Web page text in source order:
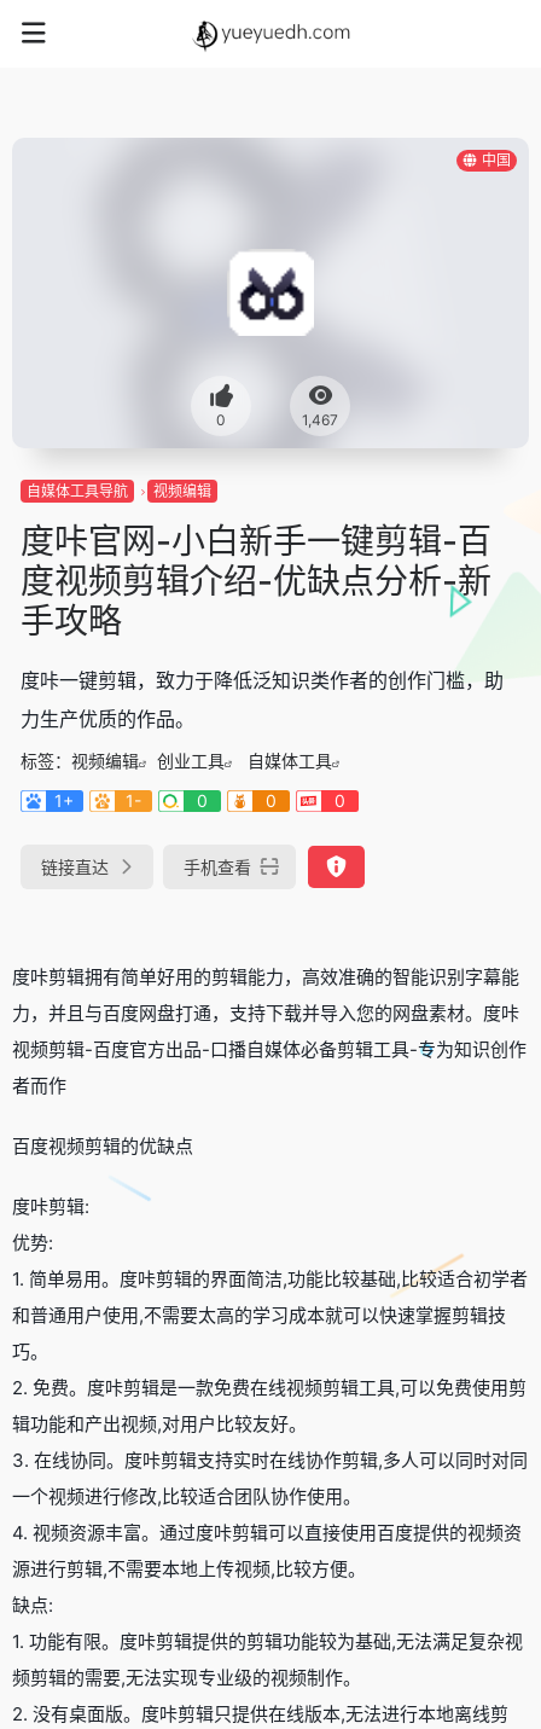
中国
0 1,467
自媒体工具导航 视频编辑
度咔官网-小白新手一键剪辑-百
度视频剪辑介绍-优缺点分析-新
手攻略
度咔一键剪辑，致力于降低泛知识类作者的创作门槛，助
力生产优质的作品。
标签： 视频编辑 创业工具
自媒体工具
1+
1- 0 0 0
链接直达 手机查看
度咔剪辑拥有简单好用的剪辑能力，高效准确的智能识别字幕能
力，并且与百度网盘打通，支持下载并导入您的网盘素材。度咔
视频剪辑-百度官方出品-口播自媒体必备剪辑工具-专为知识创作
者而作
百度视频剪辑的优缺点
度咔剪辑:
优势:
1. 简单易用。度咔剪辑的界面简洁,功能比较基础,比较适合初学者
和普通用户使用,不需要太高的学习成本就可以快速掌握剪辑技
巧。
2. 免费。度咔剪辑是一款免费在线视频剪辑工具,可以免费使用剪
辑功能和产出视频,对用户比较友好。
3. 在线协同。度咔剪辑支持实时在线协作剪辑,多人可以同时对同
一个视频进行修改,比较适合团队协作使用。
4. 视频资源丰富。通过度咔剪辑可以直接使用百度提供的视频资
源进行剪辑,不需要本地上传视频,比较方便。
缺点:
1. 功能有限。度咔剪辑提供的剪辑功能较为基础,无法满足复杂视
频剪辑的需要,无法实现专业级的视频制作。
2. 没有桌面版。度咔剪辑只提供在线版本,无法进行本地离线剪